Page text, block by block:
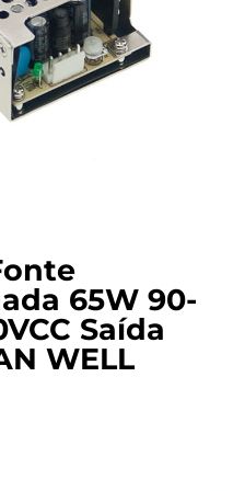
65W 90-
Saída
WELL